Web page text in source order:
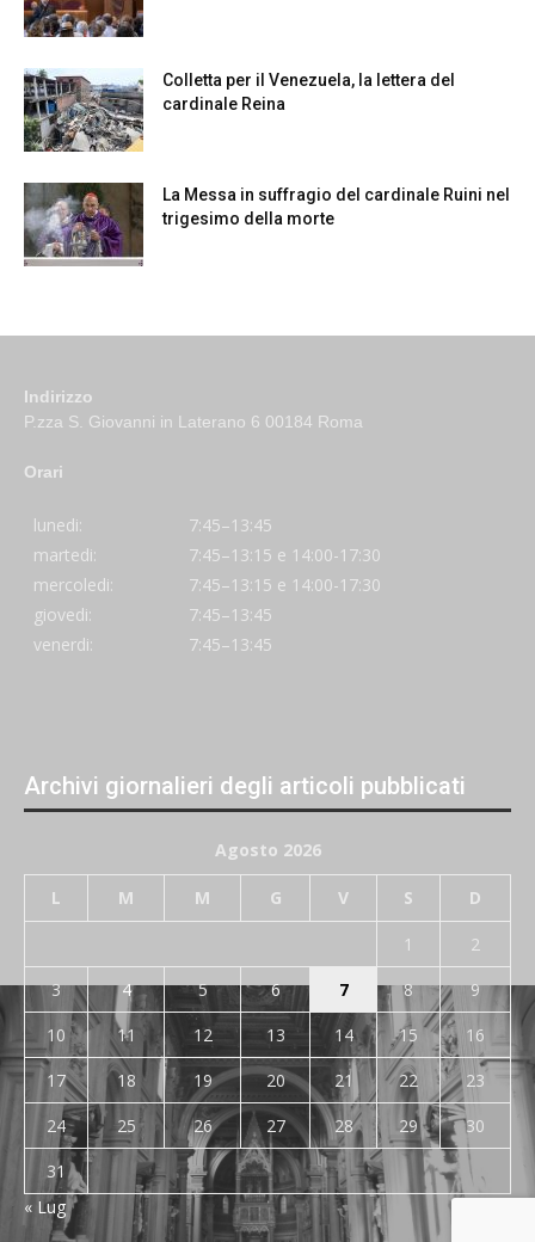
Colletta per il Venezuela, la lettera del
cardinale Reina
La Messa in suffragio del cardinale Ruini nel
trigesimo della morte
Indirizzo
P.zza S. Giovanni in Laterano 6 00184 Roma
Orari
lunedi:
7:45–13:45
martedi:
7:45–13:15 e 14:00-17:30
mercoledi:
7:45–13:15 e 14:00-17:30
giovedi:
7:45–13:45
venerdi:
7:45–13:45
Archivi giornalieri degli articoli pubblicati
Agosto 2026
L M M G V S D
1
2
3
4 5 6 7 8
9
10
11 12 13 14 15
16
17
18 19 20 21 22
23
24
25 26 27 28 29
30
31
« Lug